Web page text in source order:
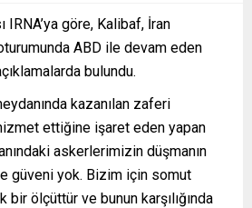
IRNA’ya göre, Kalibaf, İran
ABD ile devam eden
bulundu.
kazanılan zaferi
ettiğine işaret eden yapan
askerlerimizin düşmanın
güveni yok. Bizim için somut
bir ölçüttür ve bunun karşılığında